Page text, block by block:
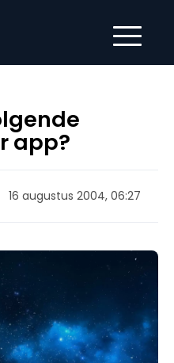
app?
16 augustus 2004, 06:27